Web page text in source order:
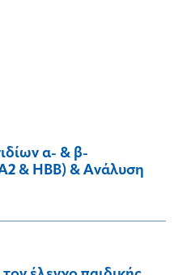
α- & β-
& HBB) & Ανάλυση